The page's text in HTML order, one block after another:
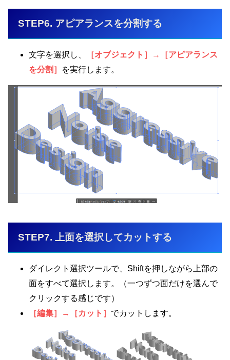
STEP6. アピアランスを分割する
文字を選択し、
［オブジェクト］→［アピアランス
を分割］
を実行します。
STEP7. 上面を選択してカットする
ダイレクト選択ツールで、Shiftを押しながら上部の
面をすべて選択します。（一つずつ面だけを選んで
クリックする感じです）
［編集］→［カット］ でカットします。